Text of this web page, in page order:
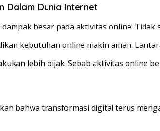
Dalam Dunia Internet
besar pada aktivitas online.
kebutuhan online makin aman.
lebih bijak. Sebab aktivitas online
bahwa transformasi digital terus